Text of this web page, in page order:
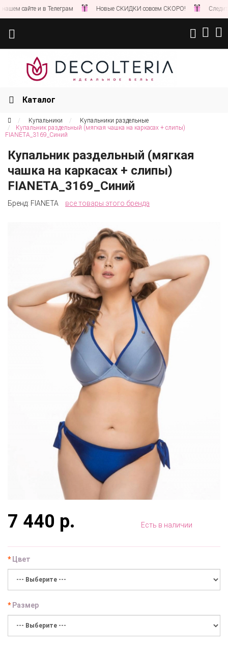
сайте и в Телеграм Новые СКИДКИ совсем СКОРО! Следите за
Каталог
Купальники
Купальники раздельные
Купальник раздельный (мягкая чашка на каркасах + слипы)
FIANETA_3169_Синий
Купальник раздельный (мягкая
чашка на каркасах + слипы)
FIANETA_3169_Синий
Бренд: FIANETA все товары этого бренда
7 440 р. Есть в наличии
Цвет
Размер